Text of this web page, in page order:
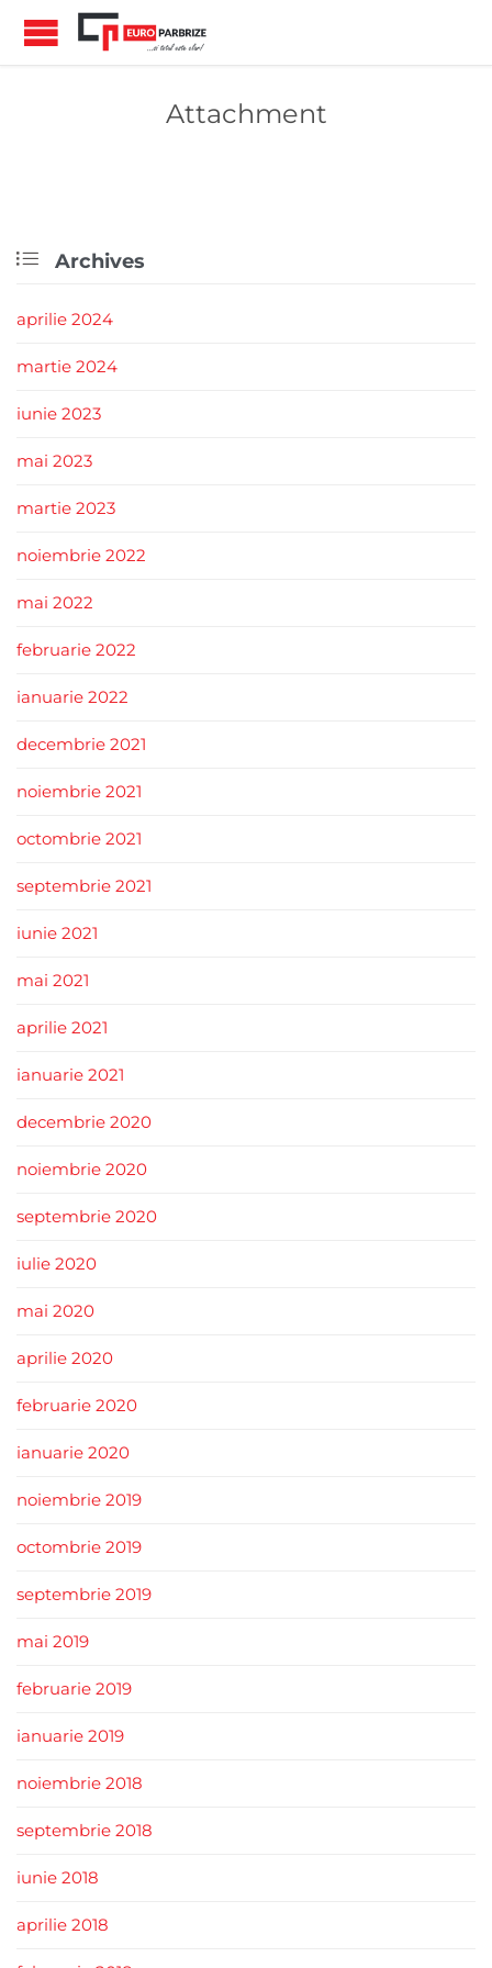
Attachment
 Archives
aprilie 2024
martie 2024
iunie 2023
mai 2023
martie 2023
noiembrie 2022
mai 2022
februarie 2022
ianuarie 2022
decembrie 2021
noiembrie 2021
octombrie 2021
septembrie 2021
iunie 2021
mai 2021
aprilie 2021
ianuarie 2021
decembrie 2020
noiembrie 2020
septembrie 2020
iulie 2020
mai 2020
aprilie 2020
februarie 2020
ianuarie 2020
noiembrie 2019
octombrie 2019
septembrie 2019
mai 2019
februarie 2019
ianuarie 2019
noiembrie 2018
septembrie 2018
iunie 2018
aprilie 2018